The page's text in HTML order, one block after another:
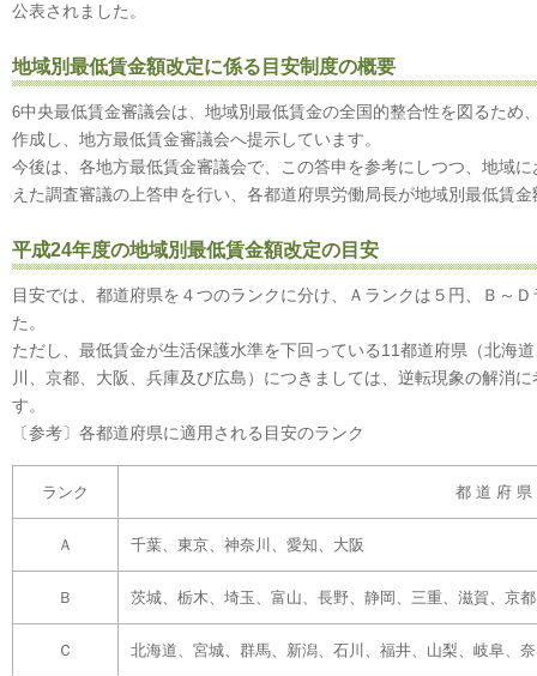
公表されました。
地域別最低賃金額改定に係る目安制度の概要
6中央最低賃金審議会は、地域別最低賃金の全国的整合性を図るため
作成し、地方最低賃金審議会へ提示しています。
今後は、各地方最低賃金審議会で、この答申を参考にしつつ、地域
えた調査審議の上答申を行い、各都道府県労働局長が地域別最低賃
平成24年度の地域別最低賃金額改定の目安
目安では、都道府県を４つのランクに分け、Ａランクは５円、Ｂ～
た。
ただし、最低賃金が生活保護水準を下回っている11都道府県（北海
川、京都、大阪、兵庫及び広島）につきましては、逆転現象の解消
す。
〔参考〕各都道府県に適用される目安のランク
ランク 都 道 府 県
Ａ 千葉、東京、神奈川、愛知、大阪
Ｂ 茨城、栃木、埼玉、富山、長野、静岡、三重、滋賀、京
Ｃ 北海道、宮城、群馬、新潟、石川、福井、山梨、岐阜、